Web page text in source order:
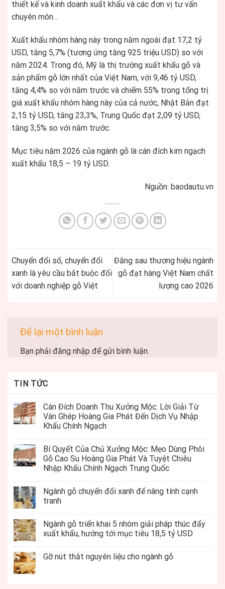
thiết kế và kinh doanh xuất khẩu và các đơn vị tư vấn
chuyên môn…
Xuất khẩu nhóm hàng này trong năm ngoái đạt 17,2 tỷ
USD, tăng 5,7% (tương ứng tăng 925 triệu USD) so với
năm 2024. Trong đó, Mỹ là thị trường xuất khẩu gỗ và
sản phẩm gỗ lớn nhất của Việt Nam, với 9,46 tỷ USD,
tăng 4,4% so với năm trước và chiếm 55% trong tổng trị
giá xuất khẩu nhóm hàng này của cả nước, Nhật Bản đạt
2,15 tỷ USD, tăng 23,3%, Trung Quốc đạt 2,09 tỷ USD,
tăng 3,5% so với năm trước.
Mục tiêu năm 2026 của ngành gỗ là cán đích kim ngạch
xuất khẩu 18,5 – 19 tỷ USD.
Nguồn: baodautu.vn
Chuyển đổi số, chuyển đổi
xanh là yêu cầu bắt buộc đối
với doanh nghiệp gỗ Việt
Đằng sau thương hiệu ngành
gỗ đạt hàng Việt Nam chất
lượng cao 2026
Để lại một bình luận
Bạn phải đăng nhập để gửi bình luận.
TIN TỨC
Cán Đích Doanh Thu Xưởng Mộc: Lời Giải Từ
Ván Ghép Hoàng Gia Phát Đến Dịch Vụ Nhập
Khẩu Chính Ngạch
Bí Quyết Của Chủ Xưởng Mộc: Mẹo Dùng Phôi
Gỗ Cao Su Hoàng Gia Phát Và Tuyệt Chiêu
Nhập Khẩu Chính Ngạch Trung Quốc
Ngành gỗ chuyển đổi xanh để nâng tính cạnh
tranh
Ngành gỗ triển khai 5 nhóm giải pháp thúc đẩy
xuất khẩu, hướng tới mục tiêu 18,5 tỷ USD
Gỡ nút thắt nguyên liệu cho ngành gỗ